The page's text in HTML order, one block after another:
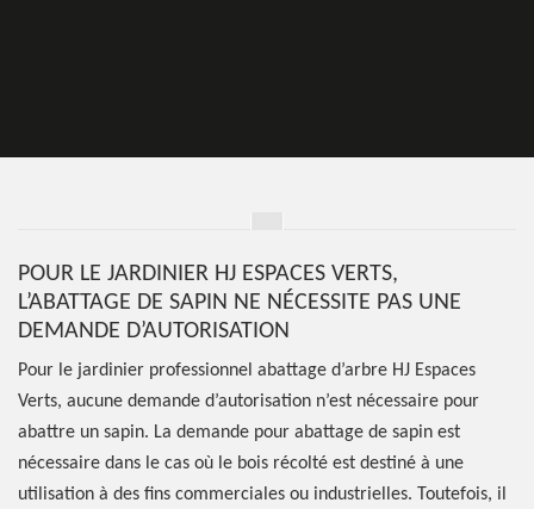
POUR LE JARDINIER HJ ESPACES VERTS,
L’ABATTAGE DE SAPIN NE NÉCESSITE PAS UNE
DEMANDE D’AUTORISATION
Pour le jardinier professionnel abattage d’arbre HJ Espaces
Verts, aucune demande d’autorisation n’est nécessaire pour
abattre un sapin. La demande pour abattage de sapin est
nécessaire dans le cas où le bois récolté est destiné à une
utilisation à des fins commerciales ou industrielles. Toutefois, il